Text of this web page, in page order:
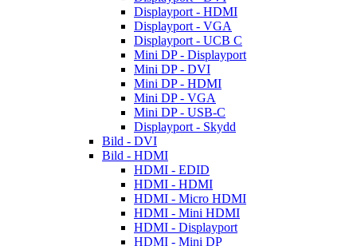
Displayport - HDMI
Displayport - VGA
Displayport - UCB C
Mini DP - Displayport
Mini DP - DVI
Mini DP - HDMI
Mini DP - VGA
Mini DP - USB-C
Displayport - Skydd
Bild - DVI
Bild - HDMI
HDMI - EDID
HDMI - HDMI
HDMI - Micro HDMI
HDMI - Mini HDMI
HDMI - Displayport
HDMI - Mini DP